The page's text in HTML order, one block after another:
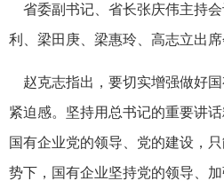
省委副书记、省长张庆伟主持
利、梁田庚、梁惠玲、高志立出席
赵克志指出，要切实增强做好
紧迫感。坚持用总书记的重要讲
国有企业党的领导、党的建设，
势下，国有企业坚持党的领导、